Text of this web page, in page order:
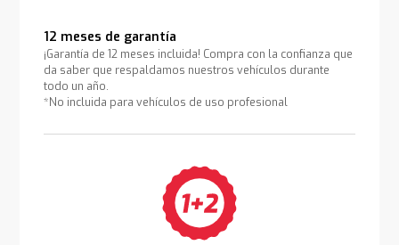
12 meses de garantía
¡Garantía de 12 meses incluida! Compra con la confianza que
da saber que respaldamos nuestros vehículos durante
todo un año.
*No incluida para vehículos de uso profesional